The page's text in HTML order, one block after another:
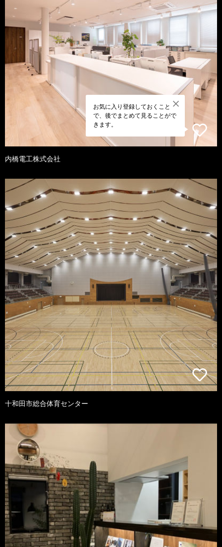
お気に入り登録しておくこと
で、後でまとめて見ることがで
きます。
内橋電工株式会社
十和田市総合体育センター